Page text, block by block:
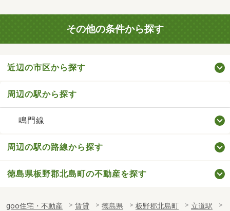
その他の条件から探す
近辺の市区から探す
周辺の駅から探す
鳴門線
周辺の駅の路線から探す
徳島県板野郡北島町の不動産を探す
goo住宅・不動産 賃貸 徳島県 板野郡北島町
立道駅